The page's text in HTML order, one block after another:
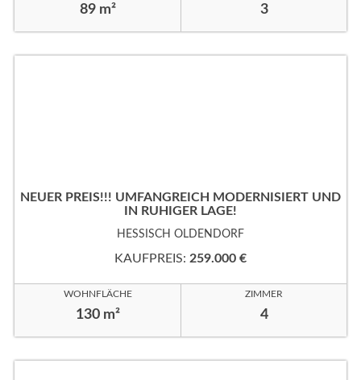
89 m² 3
NEUER PREIS!!! UMFANGREICH MODERNISIERT UND
IN RUHIGER LAGE!
HESSISCH OLDENDORF
KAUFPREIS: 259.000 €
WOHNFLÄCHE
130 m²
ZIMMER
4